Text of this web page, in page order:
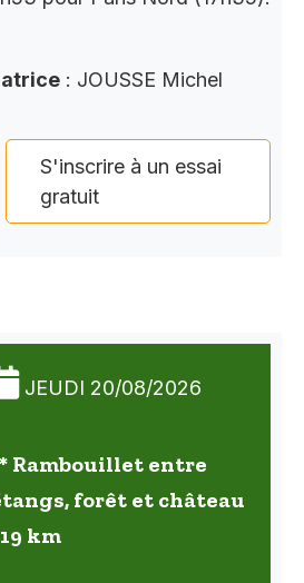
: JOUSSE Michel
S'inscrire à un essai
gratuit
JEUDI 20/08/2026
Rambouillet entre
forêt et château
km